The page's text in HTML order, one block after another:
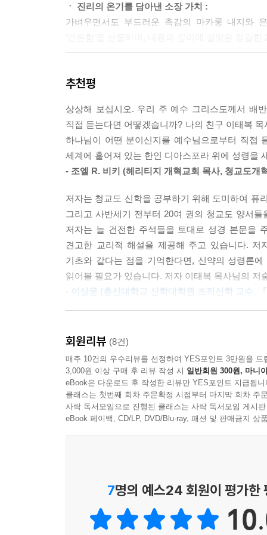
진리는 우리가 이미 성령 하나님의 숨결을 쉼 없
는 이 세상의 방법을 따라 세상을 대하고 있습니다.
--- 「@9장 세상을 향한 거룩한 책망」 중에서
진리의 영이신 성령님은 진리를 가르치는 일에 있
니다.
--- 「@10장 거룩한 동행, 영광, 변화」 중에서
이제 여러분의 삶이라는 진짜 현장으로 나아가십
에 성령 하나님은 ‘가장 따뜻한 선물’로 여러분과
--- 「@에필로그」 중에서
ㆍ 진리의 온기를 담아낸 소장 가치 :
가벼우면서도 부드러운 촉감의 마카롱 내지와
ㆍ 내가 알고 있는 성령에 관한 지식이 성경적으로
ㆍ 세상의 미움과 박해라는 차가운 현실을 살아낼
ㆍ 슬픔과 근심을 이기고 주님이 약속하신 하늘의
ㆍ 위대한 신학자들의 방대한 성령론에 위축되어
ㆍ 고별설교나 성령 하나님에 관하여 깊이 있는 설
ㆍ 청교도 개혁주의 문헌의 깊은 통찰을 현대적인
ㆍ 높은 수준의 성령론을 평이하고 명료한 언어로
추천평
상상해 보십시오. 우리 주 예수 그리스도께서 배
직접 듣는다면 어떻겠습니까? 나의 친구 이태복
하나님이 어떤 분이신지를 예수님으로부터 직접
세계에 흩어져 있는 한인 디아스포라 위에 성령을
- 조엘 R. 비키 (헤리티지 개혁교회 목사, 청교도개
저자는 청교도 신학을 공부하기 위해 도미하여 퓨
그리고 사반세기 전부터 20여 권의 청교도 양서
저자는 늘 건전한 주석들을 토대로 성경 본문을
견고한 교리적 해설을 제공해 주고 있습니다.
기초와 같다는 점을 기억한다면, 신약의 성령론
읽어볼 필요가 있습니다. 저자 이태복 목사님의
- 이상웅 (총신대학교 신학대학원 조직신학 교수,
울림을 선사해 줍니다. 이 책은 체계적인 해설,
짚어 주는 적용을 통해 일반 신자들이 최고로 만
따라 성령 하나님을 이해하는 데 초점을 맞춘 이
책을 차근차근 읽으면 자신의 빈약한 경건을 돌아
것과도 같은 경험을 하게 될 것입니다.
- 이스데반 (자라가는교회 목사, 『벨기에 신앙고
이 책은 예수님이 제자들을 위로하시면서 가르쳐
제가 속해 있는 새길개혁교회 주일 강단에서 선
회원리뷰 (8건)
매주 10건의 우수리뷰를 선정하여 YES포인트 3만원을 드
3,000원 이상 구매 후 리뷰 작성 시 일반회원 300원, 마니
eBook은 다운로드 후 작성한 리뷰만 YES포인트 지급됩니
클래스는 첫번째 회차 주문확정 시점부터 마지막 회차 주
사락 독서모임으로 진행된 클래스는 사락 독서모임 게시
eBook 페이백, CD/LP, DVD/Blu-ray, 패션 및 판매금지 상
7명의 예스24 회원이 평가한